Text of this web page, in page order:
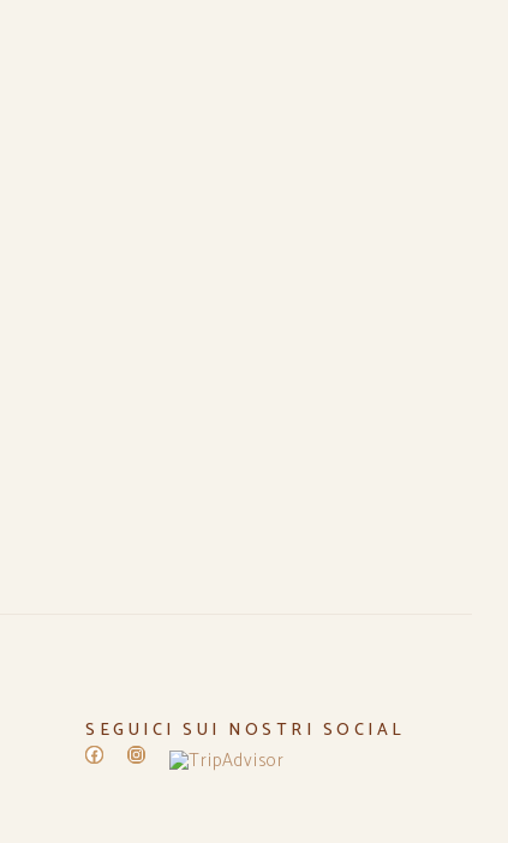
SEGUICI SUI NOSTRI SOCIAL
FacebookInstagram